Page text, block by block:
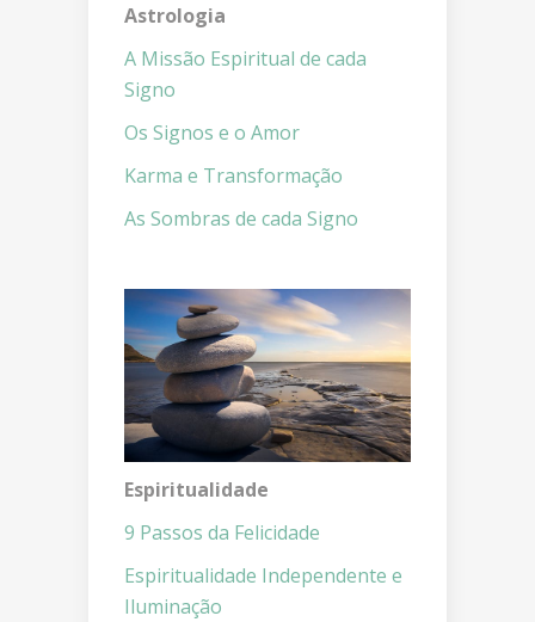
Astrologia
A Missão Espiritual de cada
Signo
Os Signos e o Amor
Karma e Transformação
As Sombras de cada Signo
Espiritualidade
9 Passos da Felicidade
Espiritualidade Independente e
Iluminação